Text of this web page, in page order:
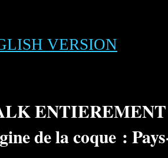
VERSION
de la coque :